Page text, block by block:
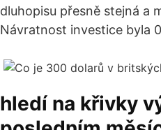
dluhopisu přesně stejná a
Návratnost investice byla
hledí na křivky